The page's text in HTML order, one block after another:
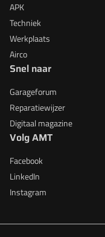
APK
Techniek
Werkplaats
Airco
Snel naar
Garageforum
Reparatiewijzer
Digitaal magazine
Volg AMT
Facebook
LinkedIn
Instagram